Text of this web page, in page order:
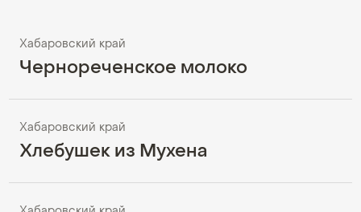
Хабаровский край
Чернореченское молоко
Хабаровский край
Хлебушек из Мухена